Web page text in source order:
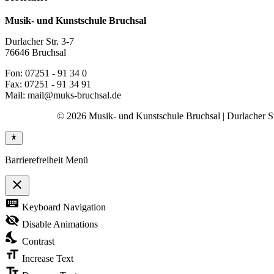
Musik- und Kunstschule Bruchsal
Durlacher Str. 3-7
76646 Bruchsal
Fon: 07251 - 91 34 0
Fax: 07251 - 91 34 91
Mail: mail@muks-bruchsal.de
© 2026 Musik- und Kunstschule Bruchsal | Durlacher
Barrierefreiheit Menü
close
Toggle
the
visibility
of
Accessibility
Toolbar
keyboard Keyboard Navigation
visibility_off Disable Animations
nights_stay Contrast
format_size Increase Text